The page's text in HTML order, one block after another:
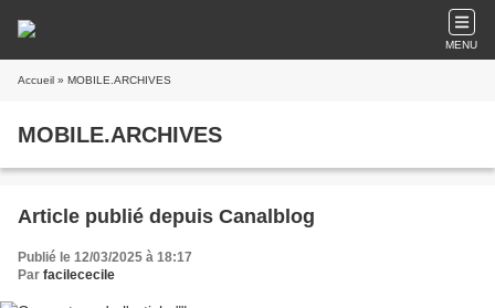
MENU
Accueil » MOBILE.ARCHIVES
MOBILE.ARCHIVES
Article publié depuis Canalblog
Publié le 12/03/2025 à 18:17
Par facilececile